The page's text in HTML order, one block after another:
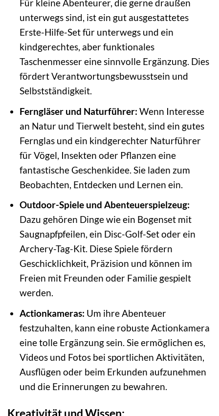
Für kleine Abenteurer, die gerne draußen
unterwegs sind, ist ein gut ausgestattetes
Erste-Hilfe-Set für unterwegs und ein
kindgerechtes, aber funktionales
Taschenmesser eine sinnvolle Ergänzung. Dies
fördert Verantwortungsbewusstsein und
Selbstständigkeit.
Ferngläser und Naturführer: Wenn Interesse
an Natur und Tierwelt besteht, sind ein gutes
Fernglas und ein kindgerechter Naturführer
für Vögel, Insekten oder Pflanzen eine
fantastische Geschenkidee. Sie laden zum
Beobachten, Entdecken und Lernen ein.
Outdoor-Spiele und Abenteuerspielzeug:
Dazu gehören Dinge wie ein Bogenset mit
Saugnapfpfeilen, ein Disc-Golf-Set oder ein
Archery-Tag-Kit. Diese Spiele fördern
Geschicklichkeit, Präzision und können im
Freien mit Freunden oder Familie gespielt
werden.
Actionkameras: Um ihre Abenteuer
festzuhalten, kann eine robuste Actionkamera
eine tolle Ergänzung sein. Sie ermöglichen es,
Videos und Fotos bei sportlichen Aktivitäten,
Ausflügen oder beim Erkunden aufzunehmen
und die Erinnerungen zu bewahren.
Kreativität und Wissen: